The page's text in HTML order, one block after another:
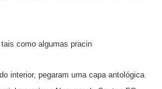
como algumas pracin
interior, pegaram uma capa antológica